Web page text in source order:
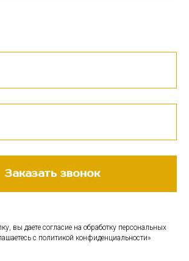
Заказать звонок
вы даете согласие на обработку персональных
c политикой конфиденциальности»